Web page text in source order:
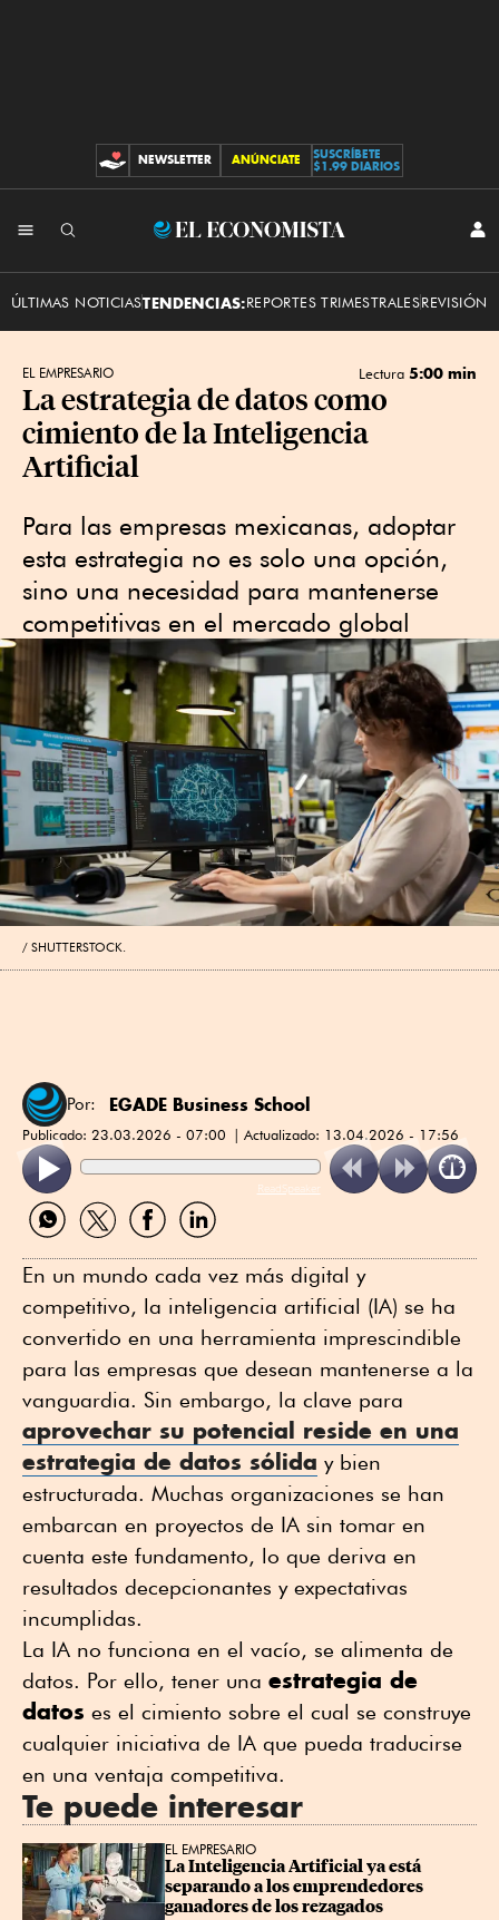
CONTRIBUCIONES
NEWSLETTER ANÚNCIATE
SUSCRÍBETE
$1.99 DIARIOS
El
ÚLTIMAS NOTICIASTENDENCIAS:REPORTES TRIMESTRALESREVISIÓN
EL EMPRESARIO Lectura 5:00 min
La estrategia de datos como
cimiento de la Inteligencia
Artificial
Para las empresas mexicanas, adoptar
esta estrategia no es solo una opción,
sino una necesidad para mantenerse
competitivas en el mercado global
SHUTTERSTOCK.
Por: EGADE Business School
Publicado: 23.03.2026 - 07:00 Actualizado: 13.04.2026 - 17:56
ReadSpeaker
Compartir
por
Compartir
por
Compartir
por
Compartir
por
En un mundo cada vez más digital y
competitivo, la inteligencia artificial (IA) se ha
convertido en una herramienta imprescindible
para las empresas que desean mantenerse a la
vanguardia. Sin embargo, la clave para
aprovechar su potencial reside en una
estrategia de datos sólida y bien
estructurada. Muchas organizaciones se han
embarcan en proyectos de IA sin tomar en
cuenta este fundamento, lo que deriva en
resultados decepcionantes y expectativas
incumplidas.
La IA no funciona en el vacío, se alimenta de
datos. Por ello, tener una estrategia de
datos es el cimiento sobre el cual se construye
cualquier iniciativa de IA que pueda traducirse
en una ventaja competitiva.
Te puede interesar
EL EMPRESARIO
La Inteligencia Artificial ya está
separando a los emprendedores
ganadores de los rezagados